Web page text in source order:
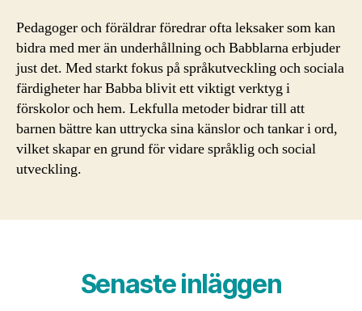
Pedagoger och föräldrar föredrar ofta leksaker som kan
bidra med mer än underhållning och Babblarna erbjuder
just det. Med starkt fokus på språkutveckling och sociala
färdigheter har Babba blivit ett viktigt verktyg i
förskolor och hem. Lekfulla metoder bidrar till att
barnen bättre kan uttrycka sina känslor och tankar i ord,
vilket skapar en grund för vidare språklig och social
utveckling.
Senaste inläggen